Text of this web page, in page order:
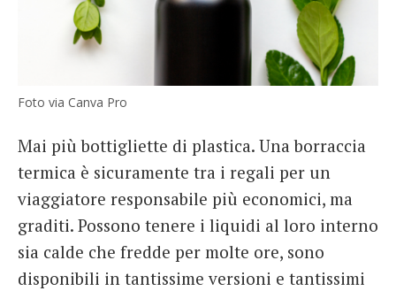
Foto via Canva Pro
Mai più bottigliette di plastica. Una borraccia
termica è sicuramente tra i regali per un
viaggiatore responsabile più economici, ma
graditi. Possono tenere i liquidi al loro interno
sia calde che fredde per molte ore, sono
disponibili in tantissime versioni e tantissimi